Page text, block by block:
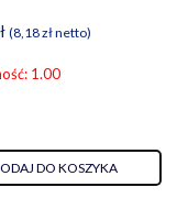
(8,18złnetto)
1.00
DO KOSZYKA